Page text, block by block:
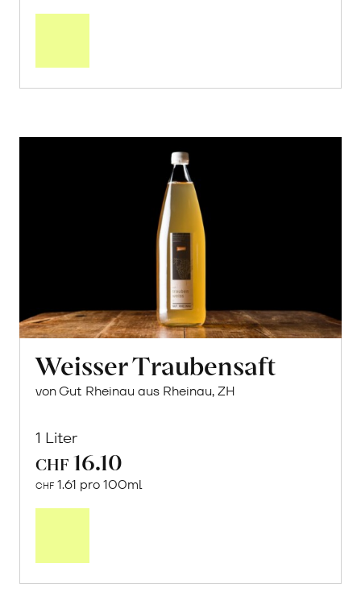
Weisser Traubensaft
von Gut Rheinau aus Rheinau, ZH
1 Liter
CHF 16.10
CHF 1.61 pro 100ml